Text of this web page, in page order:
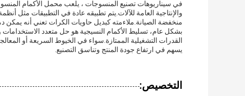
في سيناريوهات تصنيع المنسوجات ، يلعب محمل الأكمام
والإنتاجية العامة للآلات.يتم تطبيقه عادة في التطبيقات مثل
منخفضة الصيانة.ملاءمته كبديل حاويات الكرات تعني أنه يمكن
بشكل عام، تسليط الأكمام النسيجية هو حل متعدد
القدرات التشغيلية الممتازة.سواء في الخيوط السريعة أو
يسهم في ارتفاع جودة المنتج وتناسق التصنيع.
التخصيص: